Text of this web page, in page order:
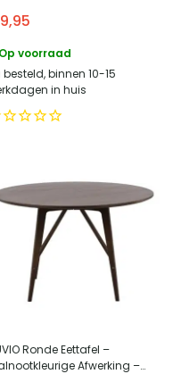
voorraad
besteld, binnen 10-15
in huis
Ronde Eettafel –
Afwerking –